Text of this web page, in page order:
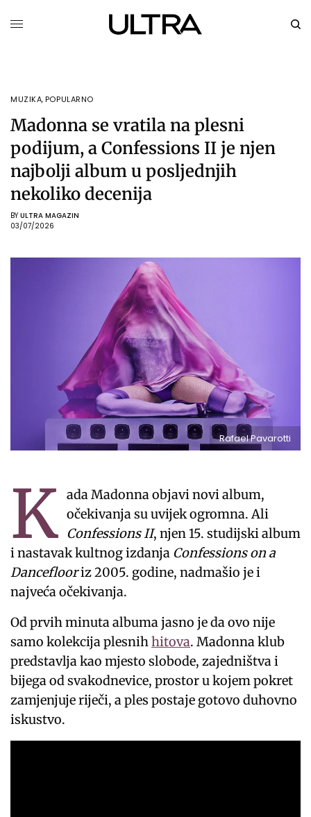
MUZIKA,POPULARNO
Madonna se vratila na plesni
podijum, a Confessions II je njen
najbolji album u posljednjih
nekoliko decenija
BY ULTRA MAGAZIN
03/07/2026
Rafael Pavarotti
K ada Madonna objavi novi album,
očekivanja su uvijek ogromna. Ali
Confessions II, njen 15. studijski album
i nastavak kultnog izdanja Confessions on a
Danceflooriz 2005. godine, nadmašio je i
najveća očekivanja.
Od prvih minuta albuma jasno je da ovo nije
samo kolekcija plesnihhitova. Madonna klub
predstavlja kao mjesto slobode, zajedništva i
bijega od svakodnevice, prostor u kojem pokret
zamjenjuje riječi, a ples postaje gotovo duhovno
iskustvo.